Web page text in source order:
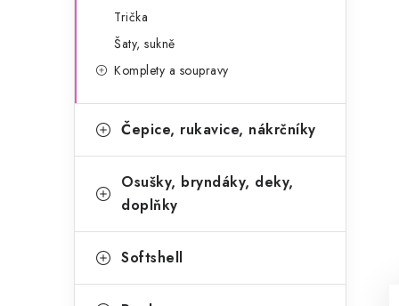
Trička
Šaty, sukně
Komplety a soupravy
Čepice, rukavice, nákrčníky
Osušky, bryndáky, deky,
doplňky
Softshell